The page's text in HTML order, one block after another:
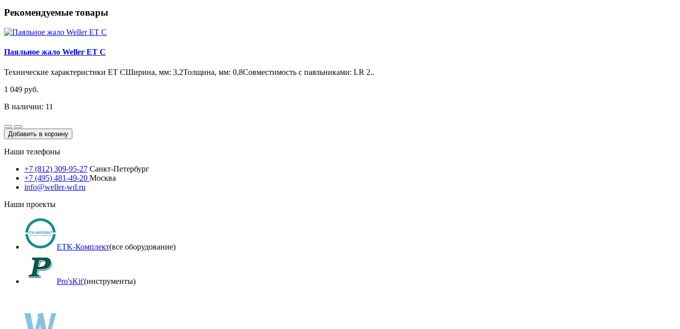
Рекомендуемые товары
Паяльное жало Weller ET C
Технические характеристики ET CШирина, мм: 3,2Толщина, мм: 0,8Совместимость с паяльниками: LR 2..
1 049 руб.
В наличии: 11
Добавить в корзину
Наши телефоны
+7 (812) 309-95-27 Санкт-Петербург
+7 (495) 481-49-20 Москва
info@weller-wd.ru
Наши проекты
ETK-Комплект(все оборудование)
Pro'sKit'(инструменты)